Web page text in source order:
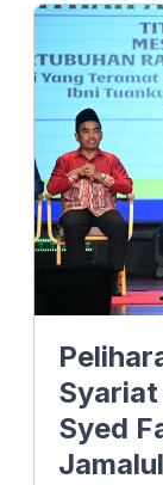
b
o
o
k
Syariat
Syed